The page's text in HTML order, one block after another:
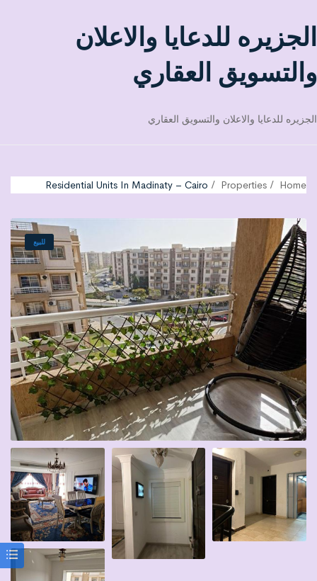
الجزيره للدعايا والاعلان
والتسويق العقاري
الجزيره للدعايا والاعلان والتسويق العقاري
Home
Properties
Residential Units In Madinaty – Cairo
للبيع